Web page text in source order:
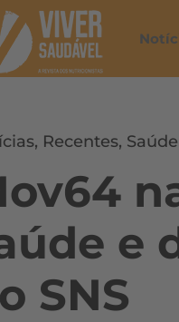
, Recentes, Saúde
e
SNS